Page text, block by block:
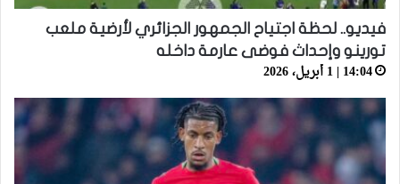
فيديو.. لحظة اجتياح الجمهور الجزائري لأرضية ملعب
تورينو وإحداث فوضى عارمة داخله
14:04 | 1 أبريل، 2026